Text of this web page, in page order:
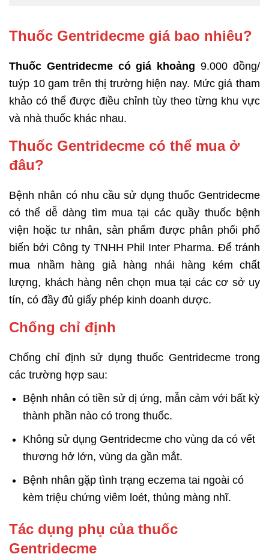
Thuốc Gentridecme giá bao nhiêu?
Thuốc Gentridecme có giá khoảng 9.000 đồng/
tuýp 10 gam trên thị trường hiện nay. Mức giá tham
khảo có thể được điều chỉnh tùy theo từng khu vực
và nhà thuốc khác nhau.
Thuốc Gentridecme có thể mua ở
đâu?
Bệnh nhân có nhu cầu sử dụng thuốc Gentridecme
có thể dễ dàng tìm mua tại các quầy thuốc bệnh
viện hoặc tư nhân, sản phẩm được phân phối phổ
biến bởi Công ty TNHH Phil Inter Pharma. Để tránh
mua nhầm hàng giả hàng nhái hàng kém chất
lượng, khách hàng nên chọn mua tại các cơ sở uy
tín, có đầy đủ giấy phép kinh doanh dược.
Chống chỉ định
Chống chỉ định sử dụng thuốc Gentridecme trong
các trường hợp sau:
Bệnh nhân có tiền sử dị ứng, mẫn cảm với bất kỳ
thành phần nào có trong thuốc.
Không sử dụng Gentridecme cho vùng da có vết
thương hở lớn, vùng da gần mắt.
Bệnh nhân gặp tình trạng eczema tai ngoài có
kèm triệu chứng viêm loét, thủng màng nhĩ.
Tác dụng phụ của thuốc
Gentridecme